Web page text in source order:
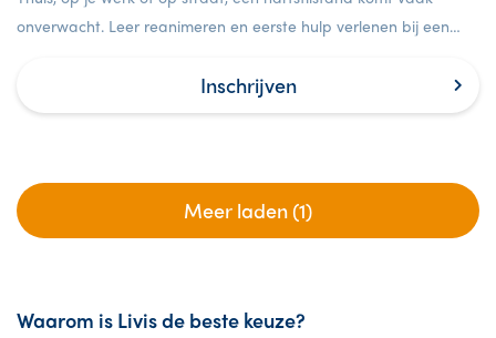
onverwacht. Leer reanimeren en eerste hulp verlenen bij een
Inschrijven
Meer laden (1)
Waarom is Livis de beste keuze?